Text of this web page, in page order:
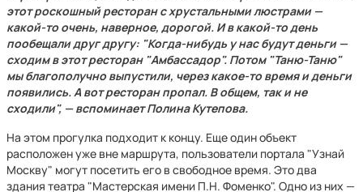
этот роскошный ресторан с хрустальными люстрами —
какой-то очень, наверное, дорогой. И в какой-то день
пообещали друг другу: "Когда-нибудь у нас будут деньги —
сходим в этот ресторан "Амбассадор". Потом "Таню-Таню"
мы благополучно выпустили, через какое-то время и деньги
появились. А вот ресторан пропал. В общем, так и не
сходили", — вспоминает Полина Кутепова.
На этом прогулка подходит к концу. Еще один объект
расположен уже вне маршрута, пользователи портала "Узнай
Москву" могут посетить его в свободное время. Это два
здания театра "Мастерская имени П.Н. Фоменко". Одно из них —